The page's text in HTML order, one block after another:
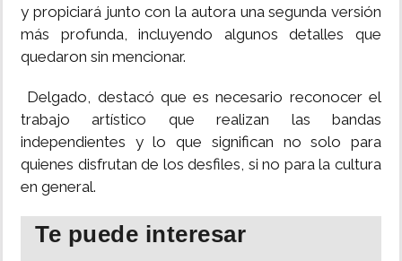
y propiciará junto con la autora una segunda versión
más profunda, incluyendo algunos detalles que
quedaron sin mencionar.
Delgado, destacó que es necesario reconocer el
trabajo artístico que realizan las bandas
independientes y lo que significan no solo para
quienes disfrutan de los desfiles, si no para la cultura
en general.
Te puede interesar